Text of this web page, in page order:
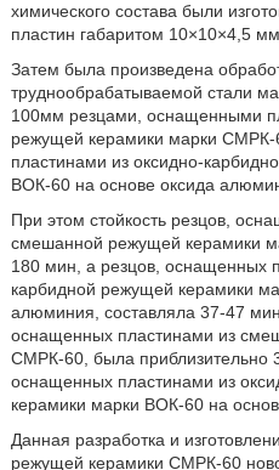
химического состава были
пластин габаритом 10×10×4,5
Затем была произведена
труднообрабатываемой стали
100мм резцами, оснащенными
режущей керамики марки
пластинами из оксидно-
ВОК-60 на основе оксида
При этом стойкость резцов,
смешанной режущей керамики
180 мин, а резцов, оснащенных
карбидной режущей керамики
алюминия, составляла 37-47
оснащенных пластинами из
СМРК-60, была приблизительно
оснащенных пластинами из
керамики марки ВОК-60 на
Данная разработка и
режущей керамики СМРК-60